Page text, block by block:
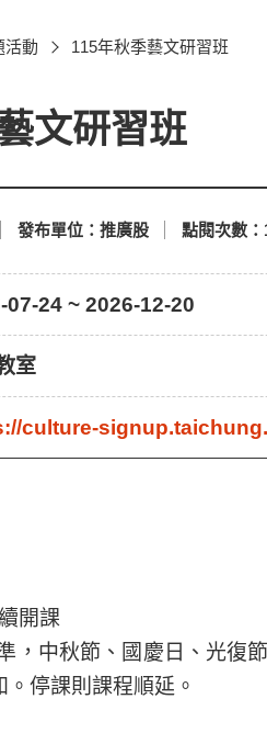
活動 115年秋季藝文研習班
文研習班
發布單位： 推廣股 點閱次數：
07-24 ~ 2026-12-20
室
culture-
開課
，中秋節、國慶日、光復
停課則課程順延。